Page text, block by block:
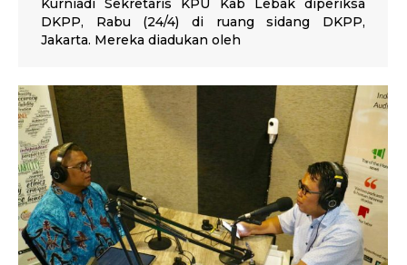
Kurniadi Sekretaris KPU Kab Lebak diperiksa
DKPP, Rabu (24/4) di ruang sidang DKPP,
Jakarta. Mereka diadukan oleh